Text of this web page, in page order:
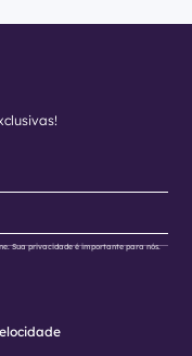
Sua privacidade é importante para nós.